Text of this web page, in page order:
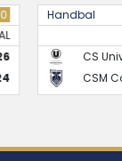
Handbal
CS
CSM